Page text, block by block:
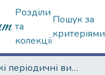
Розділи
та
колекції
Пошук за
критеріями
Харківські періодичні видання